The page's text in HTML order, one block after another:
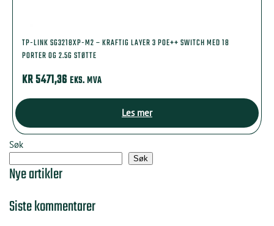
TP-LINK SG3218XP-M2 – KRAFTIG LAYER 3 POE++ SWITCH MED 18
PORTER OG 2.5G STØTTE
KR5471,36 EKS. MVA
Les mer
Søk
Søk
Nye artikler
Siste kommentarer